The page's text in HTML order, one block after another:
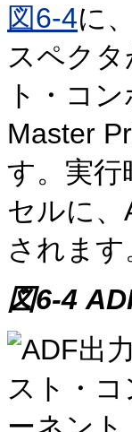
図6-4に
スペク
ト・コ
Master
す。実行
セルに
されます
図6-4